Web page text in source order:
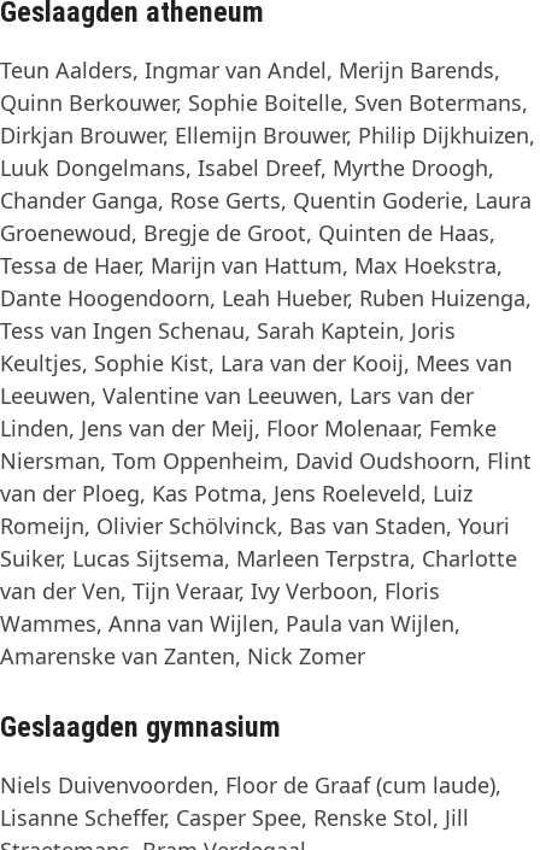
Geslaagden atheneum
Teun Aalders, Ingmar van Andel, Merijn Barends,
Quinn Berkouwer, Sophie Boitelle, Sven Botermans,
Dirkjan Brouwer, Ellemijn Brouwer, Philip Dijkhuizen,
Luuk Dongelmans, Isabel Dreef, Myrthe Droogh,
Chander Ganga, Rose Gerts, Quentin Goderie, Laura
Groenewoud, Bregje de Groot, Quinten de Haas,
Tessa de Haer, Marijn van Hattum, Max Hoekstra,
Dante Hoogendoorn, Leah Hueber, Ruben Huizenga,
Tess van Ingen Schenau, Sarah Kaptein, Joris
Keultjes, Sophie Kist, Lara van der Kooij, Mees van
Leeuwen, Valentine van Leeuwen, Lars van der
Linden, Jens van der Meij, Floor Molenaar, Femke
Niersman, Tom Oppenheim, David Oudshoorn, Flint
van der Ploeg, Kas Potma, Jens Roeleveld, Luiz
Romeijn, Olivier Schölvinck, Bas van Staden, Youri
Suiker, Lucas Sijtsema, Marleen Terpstra, Charlotte
van der Ven, Tijn Veraar, Ivy Verboon, Floris
Wammes, Anna van Wijlen, Paula van Wijlen,
Amarenske van Zanten, Nick Zomer
Geslaagden gymnasium
Niels Duivenvoorden, Floor de Graaf (cum laude),
Lisanne Scheffer, Casper Spee, Renske Stol, Jill